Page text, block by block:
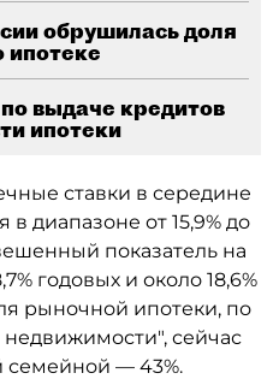
обрушилась доля
ипотеке
выдаче кредитов
ипотеки
ставки в середине
в диапазоне от 15,9% до
показатель на
годовых и около 18,6%
рыночной ипотеки, по
сейчас
семейной — 43%.